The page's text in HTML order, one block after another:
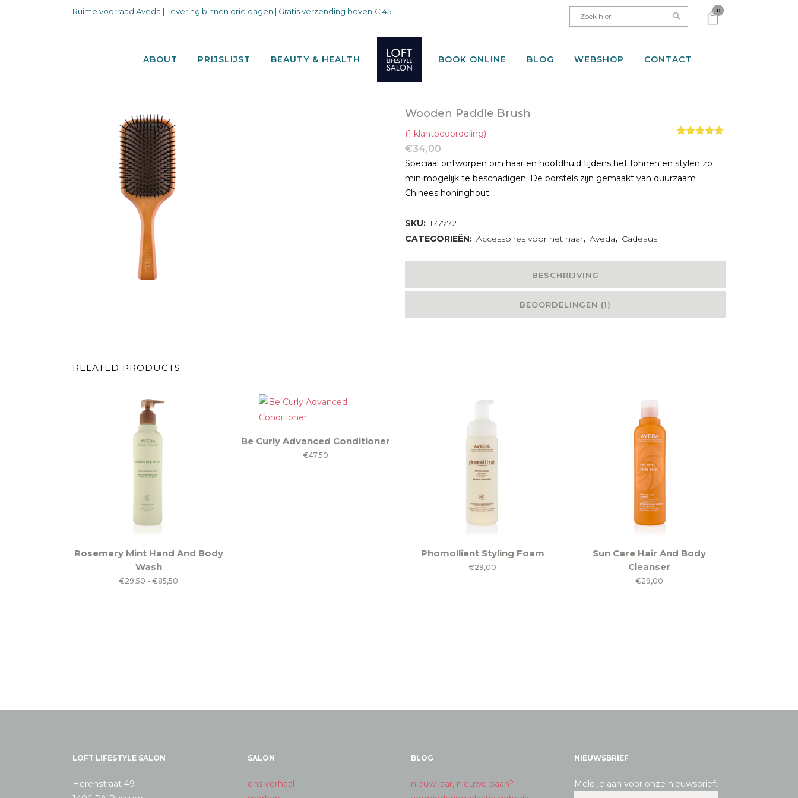
Ruime voorraad Aveda | Levering binnen drie dagen | Gratis verzending boven € 45 0
ABOUT PRIJSLIJST BEAUTY & HEALTH BOOK ONLINE BLOG WEBSHOP CONTACT
Wooden Paddle Brush
gebaseerd
op
waardering
(1 klantbeoordeling)
€34,00
Speciaal ontworpen om haar en hoofdhuid tijdens het föhnen en stylen zo
min mogelijk te beschadigen. De borstels zijn gemaakt van duurzaam
Chinees honinghout.
SKU: 177772
CATEGORIEËN: Accessoires voor het haar, Aveda, Cadeaus
BESCHRIJVING
BEOORDELINGEN (1)
RELATED PRODUCTS
product
Rosemary Mint Hand And Body
Wash
€29,50 - €85,50
Be Curly Advanced Conditioner
€47,50
Phomollient Styling Foam
€29,00
Sun Care Hair And Body
Cleanser
€29,00
LOFT LIFESTYLE SALON
Herenstraat 49
SALON
ons verhaal
BLOG
nieuw jaar, nieuwe baan?
NIEUWSBRIEF
Meld je aan voor onze nieuwsbrief: